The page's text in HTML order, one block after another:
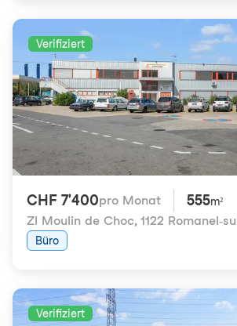
Verifiziert
CHF 7'400pro Monat 555m²
ZI Moulin de Choc, 1122 Romanel-
Büro
Verifiziert